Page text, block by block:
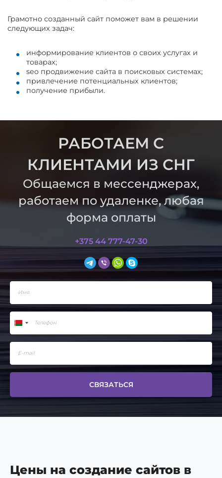
Грамотно созданный сайт поможет вам в решении
следующих задач:
информирование клиентов о своих услугах и
товарах;
seo продвижение сайта в поисковых системах;
привлечение потенциальных клиентов;
получение прибыли.
РАБОТАЕМ С
КЛИЕНТАМИ ИЗ СНГ
Общаемся в мессенджерах,
работаем по удаленке, любая
форма оплаты
+375 44 777-47-30
СВЯЗАТЬСЯ
Цены на создание сайтов в